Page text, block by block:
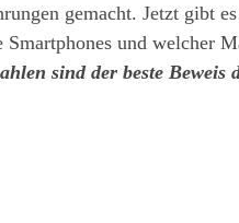
gemacht. Jetzt gibt
Smartphones und welcher
sind der beste Beweis